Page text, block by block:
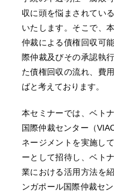
収に頭を悩まされてい
いたします。そこで、
仲裁による債権回収可
際仲裁及びその承認執
た債権回収の流れ、費
ばと考えております。
本セミナーでは、ベト
国際仲裁センター（
ネージメントを実施し
ーとして招待し、ベト
業における活用方法を
ンガポール国際仲裁セ